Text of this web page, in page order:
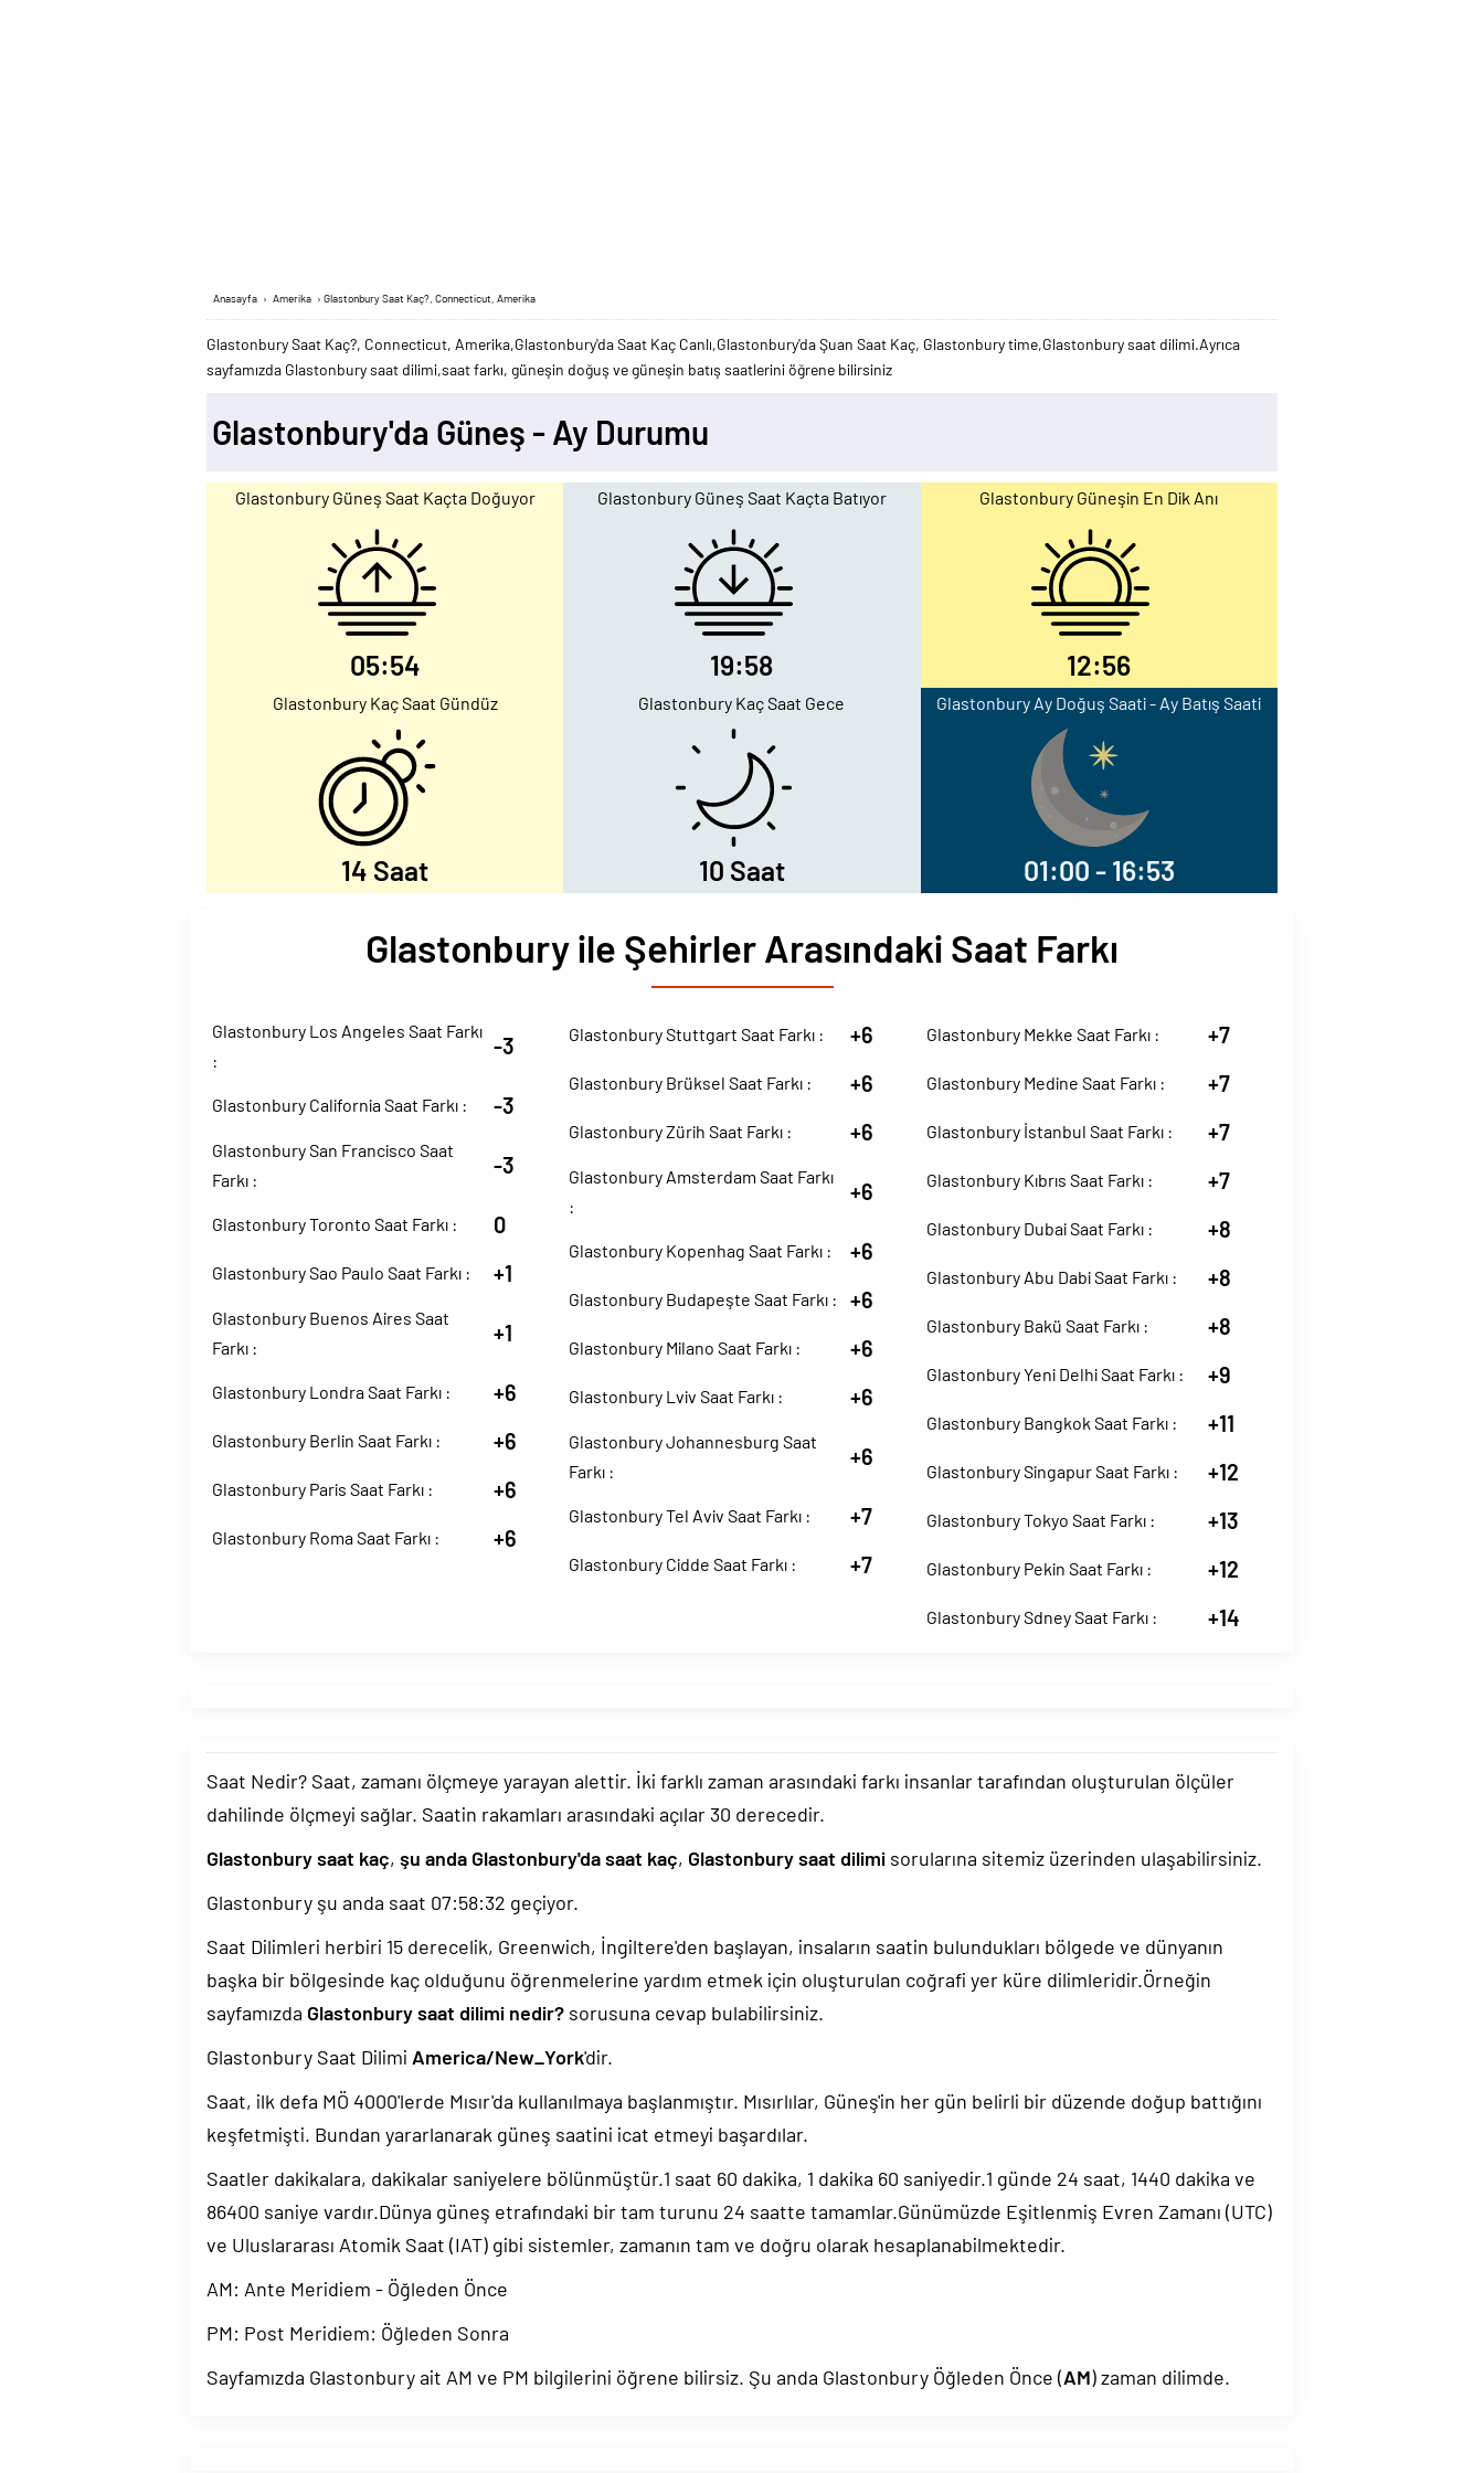
Anasayfa › Amerika › Glastonbury Saat Kaç?, Connecticut, Amerika
Glastonbury Saat Kaç?, Connecticut, Amerika,Glastonbury'da Saat Kaç Canlı,Glastonbury'da Şuan Saat Kaç, Glastonbury time,Glastonbury saat dilimi.Ayrıca
sayfamızda Glastonbury saat dilimi,saat farkı, güneşin doğuş ve güneşin batış saatlerini öğrene bilirsiniz
Glastonbury'da Güneş - Ay Durumu
Glastonbury Güneş Saat Kaçta Doğuyor
05:54
Glastonbury Güneş Saat Kaçta Batıyor
19:58
Glastonbury Güneşin En Dik Anı
12:56
Glastonbury Kaç Saat Gündüz
14 Saat
Glastonbury Kaç Saat Gece
10 Saat
Glastonbury Ay Doğuş Saati - Ay Batış Saati
01:00 - 16:53
Glastonbury ile Şehirler Arasındaki Saat Farkı
Glastonbury Los Angeles Saat Farkı
:
-3
Glastonbury California Saat Farkı : -3
Glastonbury San Francisco Saat
Farkı :
-3
Glastonbury Toronto Saat Farkı : 0
Glastonbury Sao Paulo Saat Farkı : +1
Glastonbury Buenos Aires Saat
Farkı :
+1
Glastonbury Londra Saat Farkı : +6
Glastonbury Berlin Saat Farkı : +6
Glastonbury Paris Saat Farkı : +6
Glastonbury Roma Saat Farkı : +6
Glastonbury Stuttgart Saat Farkı : +6
Glastonbury Brüksel Saat Farkı : +6
Glastonbury Zürih Saat Farkı : +6
Glastonbury Amsterdam Saat Farkı
:
+6
Glastonbury Kopenhag Saat Farkı : +6
Glastonbury Budapeşte Saat Farkı : +6
Glastonbury Milano Saat Farkı : +6
Glastonbury Lviv Saat Farkı : +6
Glastonbury Johannesburg Saat
Farkı :
+6
Glastonbury Tel Aviv Saat Farkı : +7
Glastonbury Cidde Saat Farkı : +7
Glastonbury Mekke Saat Farkı : +7
Glastonbury Medine Saat Farkı : +7
Glastonbury İstanbul Saat Farkı : +7
Glastonbury Kıbrıs Saat Farkı : +7
Glastonbury Dubai Saat Farkı : +8
Glastonbury Abu Dabi Saat Farkı : +8
Glastonbury Bakü Saat Farkı : +8
Glastonbury Yeni Delhi Saat Farkı : +9
Glastonbury Bangkok Saat Farkı : +11
Glastonbury Singapur Saat Farkı : +12
Glastonbury Tokyo Saat Farkı : +13
Glastonbury Pekin Saat Farkı : +12
Glastonbury Sdney Saat Farkı : +14
Saat Nedir? Saat, zamanı ölçmeye yarayan alettir. İki farklı zaman arasındaki farkı insanlar tarafından oluşturulan ölçüler
dahilinde ölçmeyi sağlar. Saatin rakamları arasındaki açılar 30 derecedir.
Glastonbury saat kaç, şu anda Glastonbury'da saat kaç, Glastonbury saat dilimi sorularına sitemiz üzerinden ulaşabilirsiniz.
Glastonbury şu anda saat 07:58:33 geçiyor.
Saat Dilimleri herbiri 15 derecelik, Greenwich, İngiltere'den başlayan, insaların saatin bulundukları bölgede ve dünyanın
başka bir bölgesinde kaç olduğunu öğrenmelerine yardım etmek için oluşturulan coğrafi yer küre dilimleridir.Örneğin
sayfamızda Glastonbury saat dilimi nedir? sorusuna cevap bulabilirsiniz.
Glastonbury Saat Dilimi America/New_York'dir.
Saat, ilk defa MÖ 4000'lerde Mısır'da kullanılmaya başlanmıştır. Mısırlılar, Güneş'in her gün belirli bir düzende doğup battığını
keşfetmişti. Bundan yararlanarak güneş saatini icat etmeyi başardılar.
Saatler dakikalara, dakikalar saniyelere bölünmüştür.1 saat 60 dakika, 1 dakika 60 saniyedir.1 günde 24 saat, 1440 dakika ve
86400 saniye vardır.Dünya güneş etrafındaki bir tam turunu 24 saatte tamamlar.Günümüzde Eşitlenmiş Evren Zamanı (UTC)
ve Uluslararası Atomik Saat (IAT) gibi sistemler, zamanın tam ve doğru olarak hesaplanabilmektedir.
AM: Ante Meridiem - Öğleden Önce
PM: Post Meridiem: Öğleden Sonra
Sayfamızda Glastonbury ait AM ve PM bilgilerini öğrene bilirsiz. Şu anda Glastonbury Öğleden Önce (AM) zaman dilimde.